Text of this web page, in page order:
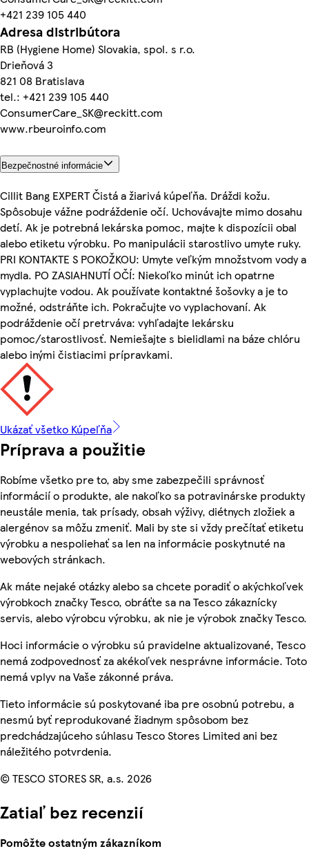
+421 239 105 440
Adresa distribútora
RB (Hygiene Home) Slovakia, spol. s r.o.
Drieňová 3
821 08 Bratislava
tel.: +421 239 105 440
ConsumerCare_SK@reckitt.com
www.rbeuroinfo.com
Bezpečnostné informácie
Cillit Bang EXPERT Čistá a žiarivá kúpeľňa. Dráždi kožu.
Spôsobuje vážne podráždenie očí. Uchovávajte mimo dosahu
detí. Ak je potrebná lekárska pomoc, majte k dispozícii obal
alebo etiketu výrobku. Po manipulácii starostlivo umyte ruky.
PRI KONTAKTE S POKOŽKOU: Umyte veľkým množstvom vody a
mydla. PO ZASIAHNUTÍ OČÍ: Niekoľko minút ich opatrne
vyplachujte vodou. Ak používate kontaktné šošovky a je to
možné, odstráňte ich. Pokračujte vo vyplachovaní. Ak
podráždenie očí pretrváva: vyhľadajte lekársku
pomoc/starostlivosť. Nemiešajte s bielidlami na báze chlóru
alebo inými čistiacimi prípravkami.
Ukázať všetko Kúpeľňa
Príprava a použitie
Robíme všetko pre to, aby sme zabezpečili správnosť
informácií o produkte, ale nakoľko sa potravinárske produkty
neustále menia, tak prísady, obsah výživy, diétnych zložiek a
alergénov sa môžu zmeniť. Mali by ste si vždy prečítať etiketu
výrobku a nespoliehať sa len na informácie poskytnuté na
webových stránkach.
Ak máte nejaké otázky alebo sa chcete poradiť o akýchkoľvek
výrobkoch značky Tesco, obráťte sa na Tesco zákaznícky
servis, alebo výrobcu výrobku, ak nie je výrobok značky Tesco.
Hoci informácie o výrobku sú pravidelne aktualizované, Tesco
nemá zodpovednosť za akékoľvek nesprávne informácie. Toto
nemá vplyv na Vaše zákonné práva.
Tieto informácie sú poskytované iba pre osobnú potrebu, a
nesmú byť reprodukované žiadnym spôsobom bez
predchádzajúceho súhlasu Tesco Stores Limited ani bez
náležitého potvrdenia.
© TESCO STORES SR, a.s. 2026
Zatiaľ bez recenzií
Pomôžte ostatným zákazníkom